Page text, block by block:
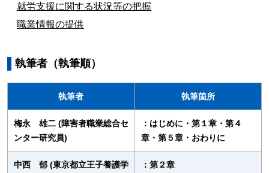
就労支援に関する状況等の把握
職業情報の提供
執筆者（執筆順）
執筆者 執筆箇所
梅永 雄二 (障害者職業総合セ
ンター研究員)
：はじめに・第１章・第４
章・第５章・おわりに
中西 郁 (東京都立王子養護学
：第２章